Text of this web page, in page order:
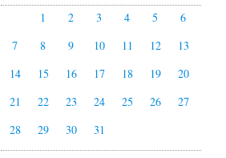
1 2 3 4 5
6
7
8 9 10 11 12
13
14
15 16 17 18 19
20
21
22 23 24 25 26
27
28
29 30 31